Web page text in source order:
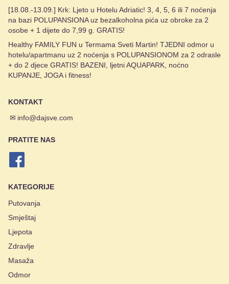
[18.08.-13.09.] Krk: Ljeto u Hotelu Adriatic! 3, 4, 5, 6 ili 7 noćenja
na bazi POLUPANSIONA uz bezalkoholna pića uz obroke za 2
osobe + 1 dijete do 7,99 g. GRATIS!
Healthy FAMILY FUN u Termama Sveti Martin! TJEDNI odmor u
hotelu/apartmanu uz 2 noćenja s POLUPANSIONOM za 2 odrasle
+ do 2 djece GRATIS! BAZENI, ljetni AQUAPARK, noćno
KUPANJE, JOGA i fitness!
KONTAKT
✉ info@dajsve.com
PRATITE NAS
KATEGORIJE
Putovanja
Smještaj
Ljepota
Zdravlje
Masaža
Odmor